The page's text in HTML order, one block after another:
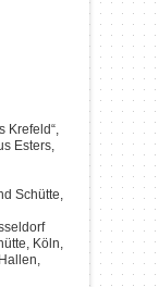
Krefeld“,
Esters,
Schütte,
Köln,